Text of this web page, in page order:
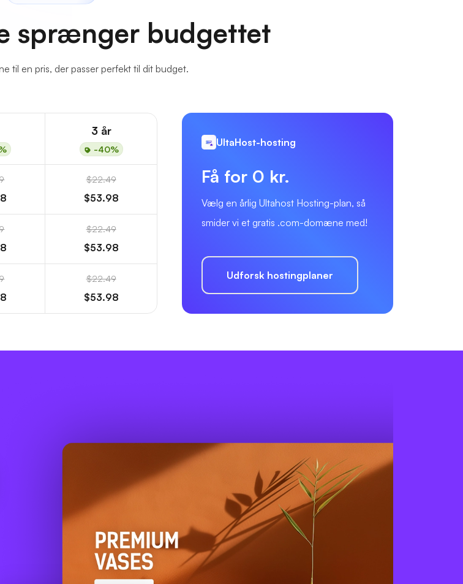
sprænger budgettet
til en pris, der passer perfekt til dit budget.
3 år
-40%
$22.49
$53.98
$22.49
$53.98
$22.49
$53.98
UltaHost-hosting
Få for 0 kr.
Vælg en årlig Ultahost Hosting-plan, så
smider vi et gratis .com-domæne med!
Udforsk hostingplaner